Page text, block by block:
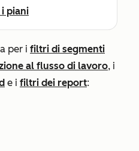
piani
per i filtri di segmenti
al flusso di lavoro, i
e i filtri dei report: